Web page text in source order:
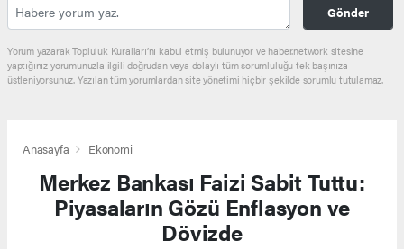
Gönder
Yorum yazarak Topluluk Kuralları’nı kabul etmiş bulunuyor ve haber.network sitesine
yaptığınız yorumunuzla ilgili doğrudan veya dolaylı tüm sorumluluğu tek başınıza
üstleniyorsunuz. Yazılan tüm yorumlardan site yönetimi hiçbir şekilde sorumlu tutulamaz.
Anasayfa Ekonomi
Merkez Bankası Faizi Sabit Tuttu:
Piyasaların Gözü Enflasyon ve
Dövizde